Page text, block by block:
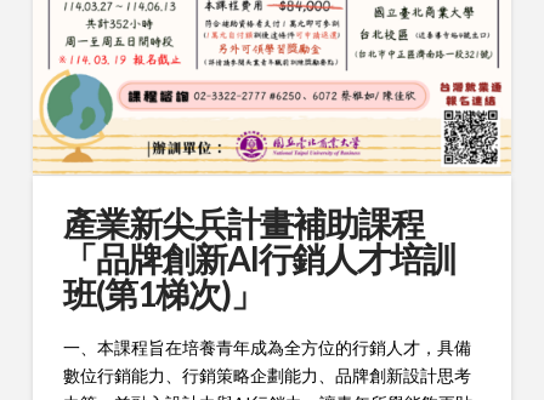
產業新尖兵計畫補助課程
「品牌創新AI行銷人才培訓
班(第1梯次)」
一、本課程旨在培養青年成為全方位的行銷人才，具備
數位行銷能力、行銷策略企劃能力、品牌創新設計思考